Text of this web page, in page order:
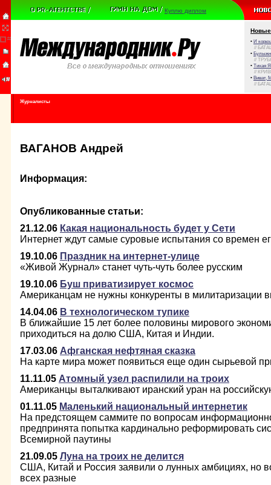
Куплю диплом
Новые
• И
//
•
//
• Тихая
//
• Виват,
//
Журналисты
ВАГАНОВ Андрей
Информация:
Опубликованные статьи:
21.12.06 Какая национальность будет у Сети
Интернет ждут самые суровые испытания со времен
19.10.06 Праздник на интернет-улице
«Живой Журнал» станет чуть-чуть более русским
19.10.06 Буш приватизирует космос
Американцам не нужны конкуренты в милитаризации
14.04.06 В технологическом тупике
В ближайшие 15 лет более половины мирового
приходиться на долю США, Китая и Индии.
17.03.06 Афганская нефтяная сказка
На карте мира может появиться еще один сырьевой
11.11.05 Атомный узел распилили на троих
Американцы выталкивают иранский уран на
01.11.05 Маленький национальный интернетик
На предстоящем саммите по вопросам
предпринята попытка кардинально реформировать
Всемирной паутины
21.09.05 Луна на троих не делится
США, Китай и Россия заявили о лунных амбициях, но
всех разные